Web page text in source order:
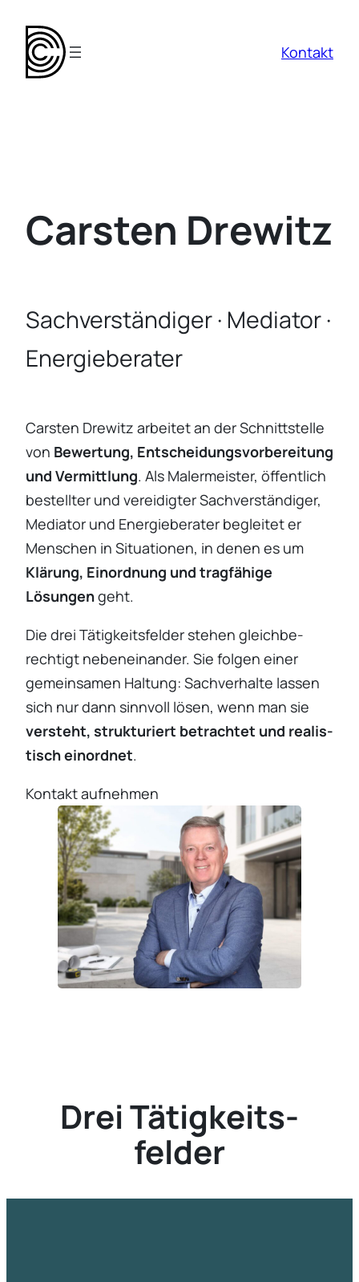
Inhalt
springen
Kontakt
Carsten Drewitz
Sachver­stän­diger · Mediator ·
Energie­be­rater
Carsten Drewitz arbeitet an der Schnitt­stelle
von Bewertung, Entschei­dungs­vor­be­rei­tung
und Vermitt­lung. Als Maler­meister, öffent­lich
bestellter und verei­digter Sachver­stän­diger,
Mediator und Energie­be­rater begleitet er
Menschen in Situa­tionen, in denen es um
Klärung, Einord­nung und tragfä­hige
Lösungengeht.
Die drei Tätig­keits­felder stehen gleich­be­
rech­tigt neben­ein­ander. Sie folgen einer
gemein­samen Haltung: Sachver­halte lassen
sich nur dann sinnvoll lösen, wenn man sie
versteht, struk­tu­riert betrachtet und realis­
tisch einordnet.
Kontakt aufnehmen
Drei Tätig­keits­
felder